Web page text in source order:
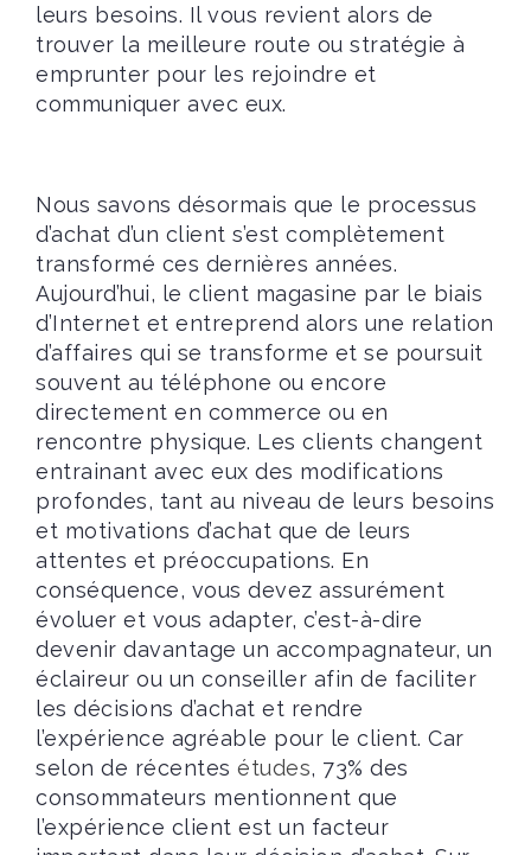
leurs besoins. Il vous revient alors de
trouver la meilleure route ou stratégie à
emprunter pour les rejoindre et
communiquer avec eux.
Nous savons désormais que le processus
d’achat d’un client s’est complètement
transformé ces dernières années.
Aujourd’hui, le client magasine par le biais
d’Internet et entreprend alors une relation
d’affaires qui se transforme et se poursuit
souvent au téléphone ou encore
directement en commerce ou en
rencontre physique. Les clients changent
entrainant avec eux des modifications
profondes, tant au niveau de leurs besoins
et motivations d’achat que de leurs
attentes et préoccupations. En
conséquence, vous devez assurément
évoluer et vous adapter, c’est-à-dire
devenir davantage un accompagnateur, un
éclaireur ou un conseiller afin de faciliter
les décisions d’achat et rendre
l’expérience agréable pour le client. Car
selon de récentes études, 73% des
consommateurs mentionnent que
l’expérience client est un facteur